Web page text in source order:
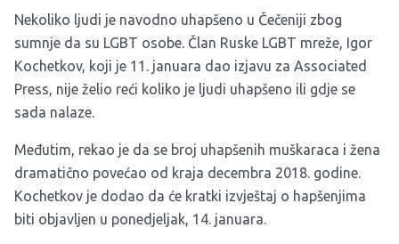
Nekoliko ljudi je navodno uhapšeno u Čečeniji zbog
sumnje da su LGBT osobe. Član Ruske LGBT mreže, Igor
Kochetkov, koji je 11. januara dao izjavu za Associated
Press, nije želio reći koliko je ljudi uhapšeno ili gdje se
sada nalaze.
Međutim, rekao je da se broj uhapšenih muškaraca i žena
dramatično povećao od kraja decembra 2018. godine.
Kochetkov je dodao da će kratki izvještaj o hapšenjima
biti objavljen u ponedjeljak, 14. januara.